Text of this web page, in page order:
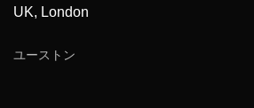
UK, London
ユーストン